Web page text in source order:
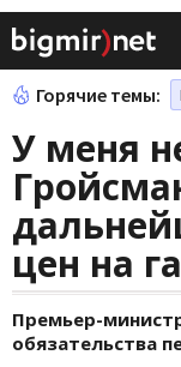
Горячие темы:
У меня
цен на
Премьер-
обязательства